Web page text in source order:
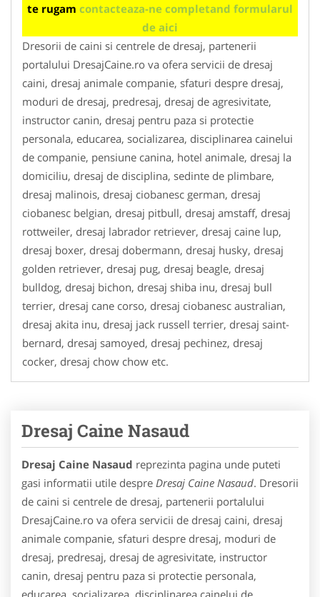
te rugam contacteaza-ne completand formularul
de aici
Dresorii de caini si centrele de dresaj, partenerii
portalului DresajCaine.ro va ofera servicii de dresaj
caini, dresaj animale companie, sfaturi despre dresaj,
moduri de dresaj, predresaj, dresaj de agresivitate,
instructor canin, dresaj pentru paza si protectie
personala, educarea, socializarea, disciplinarea cainelui
de companie, pensiune canina, hotel animale, dresaj la
domiciliu, dresaj de disciplina, sedinte de plimbare,
dresaj malinois, dresaj ciobanesc german, dresaj
ciobanesc belgian, dresaj pitbull, dresaj amstaff, dresaj
rottweiler, dresaj labrador retriever, dresaj caine lup,
dresaj boxer, dresaj dobermann, dresaj husky, dresaj
golden retriever, dresaj pug, dresaj beagle, dresaj
bulldog, dresaj bichon, dresaj shiba inu, dresaj bull
terrier, dresaj cane corso, dresaj ciobanesc australian,
dresaj akita inu, dresaj jack russell terrier, dresaj saint-
bernard, dresaj samoyed, dresaj pechinez, dresaj
cocker, dresaj chow chow etc.
Dresaj Caine Nasaud
Dresaj Caine Nasaud reprezinta pagina unde puteti
gasi informatii utile despre Dresaj Caine Nasaud. Dresorii
de caini si centrele de dresaj, partenerii portalului
DresajCaine.ro va ofera servicii de dresaj caini, dresaj
animale companie, sfaturi despre dresaj, moduri de
dresaj, predresaj, dresaj de agresivitate, instructor
canin, dresaj pentru paza si protectie personala,
educarea, socializarea, disciplinarea cainelui de